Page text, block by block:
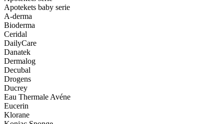
Apotekets baby serie
A-derma
Bioderma
Ceridal
DailyCare
Danatek
Dermalog
Decubal
Drogens
Ducrey
Eau Thermale Avéne
Eucerin
Klorane